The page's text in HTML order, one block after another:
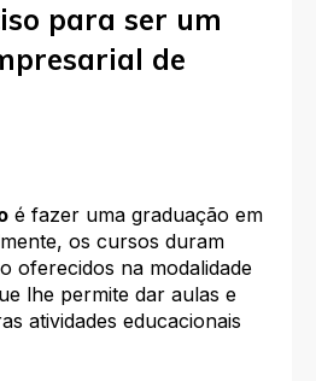
para ser um
de
é fazer uma graduação em
os cursos duram
oferecidos na modalidade
lhe permite dar aulas e
atividades educacionais